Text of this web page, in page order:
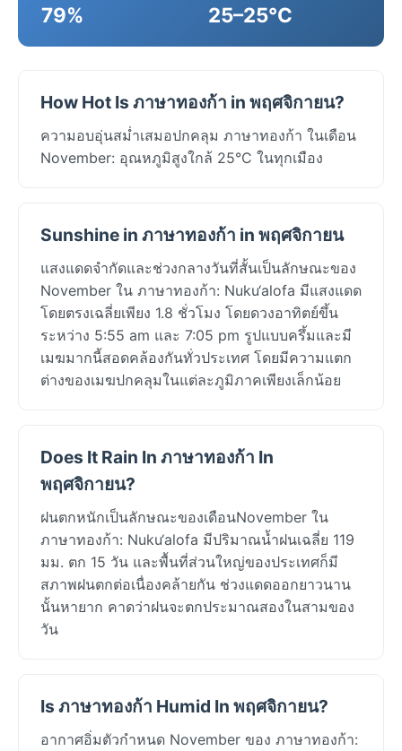
79% 25–25°C
How Hot Is ภาษาทองก้า in พฤศจิกายน?
ความอบอุ่นสม่ำเสมอปกคลุม ภาษาทองก้า ในเดือน
November: อุณหภูมิสูงใกล้ 25°C ในทุกเมือง
Sunshine in ภาษาทองก้า in พฤศจิกายน
แสงแดดจำกัดและช่วงกลางวันที่สั้นเป็นลักษณะของ
November ใน ภาษาทองก้า: Nuku‘alofa มีแสงแดด
โดยตรงเฉลี่ยเพียง 1.8 ชั่วโมง โดยดวงอาทิตย์ขึ้น
ระหว่าง 5:55 am และ 7:05 pm รูปแบบครึ้มและมี
เมฆมากนี้สอดคล้องกันทั่วประเทศ โดยมีความแตก
ต่างของเมฆปกคลุมในแต่ละภูมิภาคเพียงเล็กน้อย
Does It Rain In ภาษาทองก้า In
พฤศจิกายน?
ฝนตกหนักเป็นลักษณะของเดือนNovember ใน
ภาษาทองก้า: Nuku‘alofa มีปริมาณน้ำฝนเฉลี่ย 119
มม. ตก 15 วัน และพื้นที่ส่วนใหญ่ของประเทศก็มี
สภาพฝนตกต่อเนื่องคล้ายกัน ช่วงแดดออกยาวนาน
นั้นหายาก คาดว่าฝนจะตกประมาณสองในสามของ
วัน
Is ภาษาทองก้า Humid In พฤศจิกายน?
อากาศอิ่มตัวกำหนด November ของ ภาษาทองก้า: